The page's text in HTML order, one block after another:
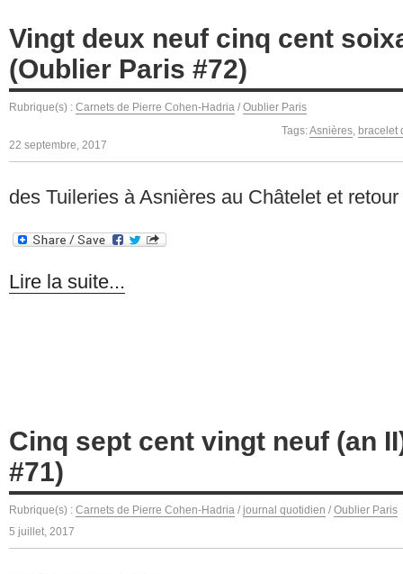
Vingt deux neuf cinq cent
(Oublier Paris #72)
Rubrique(s) : Carnets de Pierre Cohen-Hadria / Oublier Paris
Tags:Asnières, bracelet
22 septembre, 2017
des Tuileries à Asnières au Châtelet et retour
Lire la suite...
Cinq sept cent vingt neuf (an
#71)
Rubrique(s) : Carnets de Pierre Cohen-Hadria / journal quotidien / Oublier Paris
5 juillet, 2017